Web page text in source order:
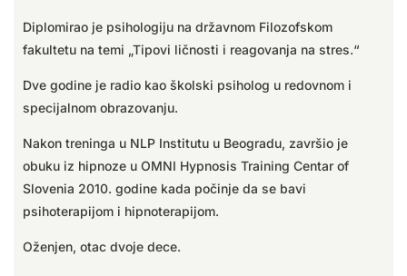
Diplomirao je psihologiju na državnom Filozofskom
fakultetu na temi „Tipovi ličnosti i reagovanja na stres.“
Dve godine je radio kao školski psiholog u redovnom i
specijalnom obrazovanju.
Nakon treninga u NLP Institutu u Beogradu, završio je
obuku iz hipnoze u OMNI Hypnosis Training Centar of
Slovenia 2010. godine kada počinje da se bavi
psihoterapijom i hipnoterapijom.
Oženjen, otac dvoje dece.